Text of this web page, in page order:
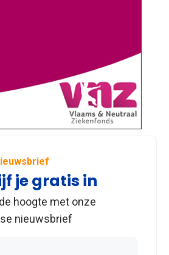
je gratis in
hoogte met onze
nieuwsbrief